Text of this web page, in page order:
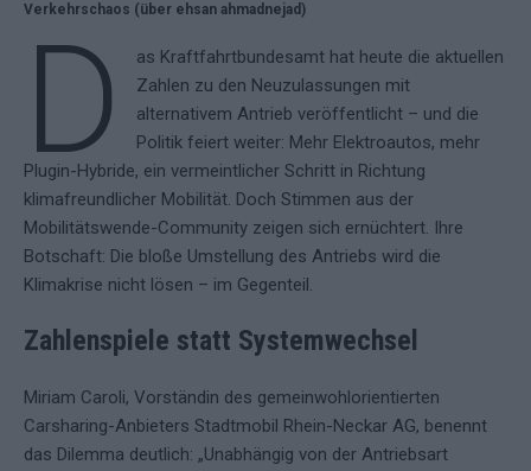
Verkehrschaos (über ehsan ahmadnejad)
D
as Kraftfahrtbundesamt hat heute die aktuellen
Zahlen zu den Neuzulassungen mit
alternativem Antrieb veröffentlicht – und die
Politik feiert weiter: Mehr Elektroautos, mehr
Plugin-Hybride, ein vermeintlicher Schritt in Richtung
klimafreundlicher Mobilität. Doch Stimmen aus der
Mobilitätswende-Community zeigen sich ernüchtert. Ihre
Botschaft: Die bloße Umstellung des Antriebs wird die
Klimakrise nicht lösen – im Gegenteil.
Zahlenspiele statt Systemwechsel
Miriam Caroli, Vorständin des gemeinwohlorientierten
Carsharing-Anbieters Stadtmobil Rhein-Neckar AG, benennt
das Dilemma deutlich: „Unabhängig von der Antriebsart